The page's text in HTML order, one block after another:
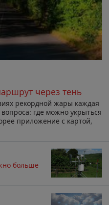
через тень
рекордной жары каждая
где можно укрыться
приложение с картой,
больше